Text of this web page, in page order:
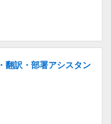
翻訳・部署アシスタン